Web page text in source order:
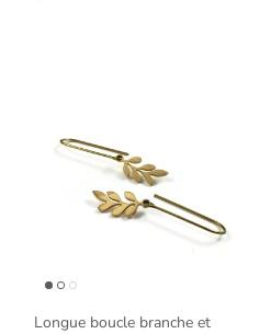
Longue boucle branche et